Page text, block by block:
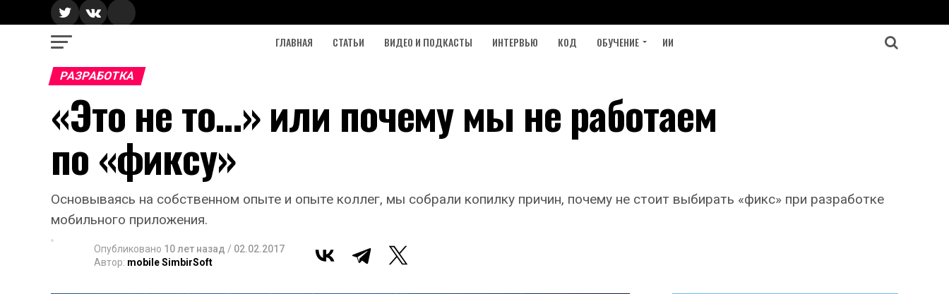
ГЛАВНАЯ СТАТЬИ ВИДЕО И ПОДКАСТЫ ИНТЕРВЬЮ КОД ОБУЧЕНИЕ ИИ
РАЗРАБОТКА
«Это не то…» или почему мы не работаем
по «фиксу»
Основываясь на собственном опыте и опыте коллег, мы собрали копилку причин, почему не стоит выбирать «фикс» при разработке
мобильного приложения.
Опубликовано 10 лет назад / 02.02.2017
Автор: mobile SimbirSoft